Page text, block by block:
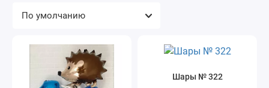
Шары № 322